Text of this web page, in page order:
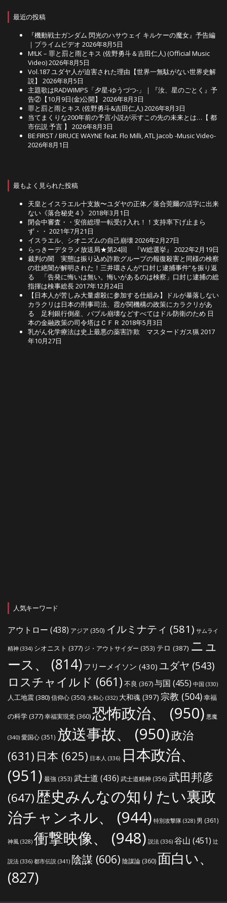
最近の投稿
『機動戦士ガンダム 閃光のハサウェイ キルケーの魔女』予告編
｜プライムビデオ 2026年8月5日
M!LK – 罪と罰と雨とキス (佐野勇斗＆吉田仁人) (Official Music
Video)2026年8月5日
Vol.187 ユダヤ人が迫害された理由【世界一無駄がない世界史解
説】
2026年8月5日
主題歌はRADWIMPS「夕星-ゆうづつ-」｜『汝、星のごとく』予
告②【10月9日(金)公開】
2026年8月3日
罪と罰と雨とキス (佐野勇斗&吉田仁人)2026年8月3日
当てまくりな200年前の予言小説が示すこの先の未来とは…【 都
市伝説 予言 】
2026年8月3日
BE:FIRST / BRUCE WAYNE feat. Flo Milli, ATL Jacob -Music Video-
2026年8月1日
最もよく見られた投稿
天皇とイスラエル十支族〜ユダヤの正体／落合莞爾の活字に出来
ない《落合秘史４》 2018年3月1日
閉会中審査・・安倍総理一転受け入れ！！支持率下げ止まら
ず・・ 2021年7月21日
イスラエル、シオニズムの自己崩壊2026年2月27日
らっきーデタラメ放送局★第24回 『W総選挙』
2022年2月19日
裁判の闇 実態は振り込め詐欺グループの報復殺害と同様の検察
の壮絶闇が解明された！三井環さんが”口封じ逮捕事件”を振り返
る 「告発に悔いは無い。悔いがあるのは検察」口封じ逮捕の総
指揮は検事総長2017年12月24日
【日本人が苦しみ大量虐殺に参加する仕組み】ドルが暴落しない
カラクリは日本の刑事司法、霞が関機構の政策にカラクリがあ
る 足利銀行倒産、バブル崩壊などすべてはドル防衛のため 日
本の金融政策の司令塔はＣＦＲ 2018年5月3日
乳がん化学療法は史上最悪の薬害詐欺 マスタードガス猟 2017
年10月27日
人気キーワード
アウトロー (438) アジア (350) イルミナティ (581) サムライ
精神 (334) シオニスト (377) ジ・アウトサイダー (353) テロ (387) ニュ
ース、
(814) フリーメイソン (430) ユダヤ (543)
ロスチャイルド (661) 不良 (367)与国 (455) 中国 (330)
人工地震(380)信仰心 (350) 大和心 (332) 大和魂 (397) 宗教 (504)幸福
の科学(377)幸福実現党 (360)恐怖政治、 (950) 悪魔
(340) 愛国心 (351) 放送事故、 (950)政治
(631) 日本 (625) 日本人 (336) 日本政治、
(951) 最強 (353) 武士道 (436) 武士道精神 (356) 武田邦彦
(647)歴史みんなの知りたい裏政
治チャンネル、
(944) 特別攻撃隊 (328) 男 (361)
神風 (328) 衝撃映像、 (948) 説法 (336) 谷山 (451) 辻
説法 (336) 都市伝説 (341) 陰謀 (606) 陰謀論 (360)面白い、
(827)